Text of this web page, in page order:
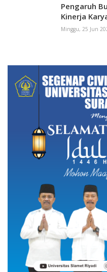
Pengaruh
Kinerja
Minggu, 25 Jun